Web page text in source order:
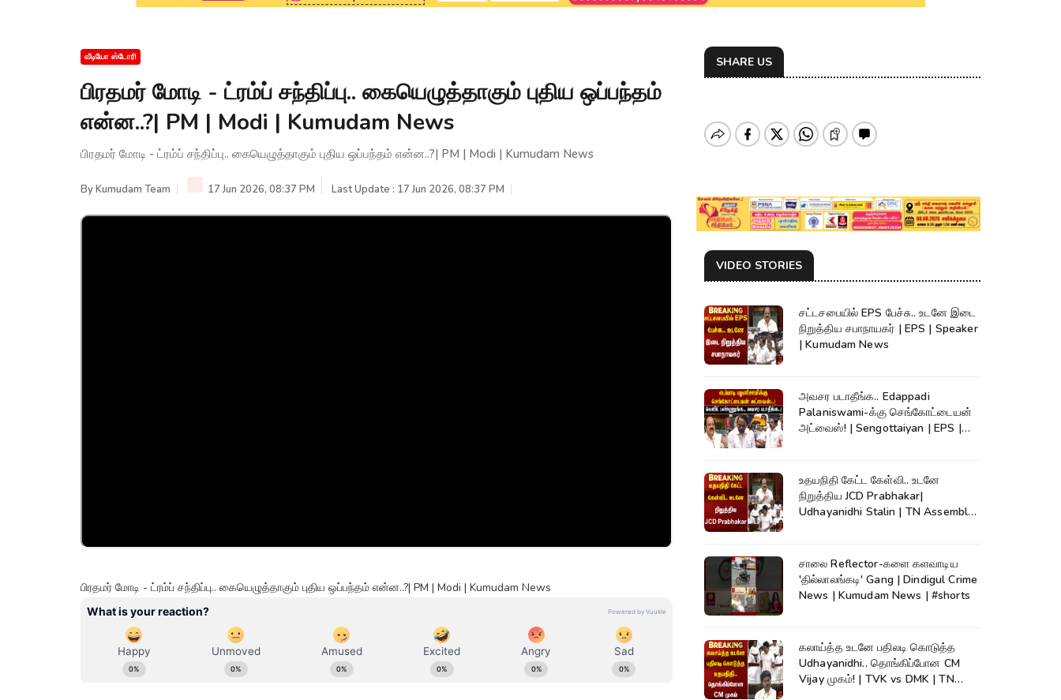
வீடியோ ஸ்டோரி
பிரதமர் மோடி - ட்ரம்ப் சந்திப்பு.. கையெழுத்தாகும் புதிய ஒப்பந்தம்
என்ன..?| PM | Modi | Kumudam News
பிரதமர் மோடி - ட்ரம்ப் சந்திப்பு.. கையெழுத்தாகும் புதிய ஒப்பந்தம் என்ன..?| PM | Modi | Kumudam News
ByKumudam Team 17 Jun 2026, 08:37 PM Last Update : 17 Jun 2026, 08:37 PM
பிரதமர் மோடி - ட்ரம்ப் சந்திப்பு.. கையெழுத்தாகும் புதிய ஒப்பந்தம் என்ன..?| PM | Modi | Kumudam News
SHARE US
VIDEO STORIES
சட்டசபையில் EPS பேச்சு.. உடனே இடை
நிறுத்திய சபாநாயகர் | EPS | Speaker
| Kumudam News
அவசர படாதீங்க.. Edappadi
Palaniswami-க்கு செங்கோட்டையன்
அட்வைஸ்! | Sengottaiyan | EPS |
உதயநிதி கேட்ட கேள்வி.. உடனே
நிறுத்திய JCD Prabhakar|
Udhayanidhi Stalin | TN Assembly |
சாலை Reflector-களை களவாடிய
'தில்லாலங்கடி' Gang | Dindigul Crime
News | Kumudam News | #shorts
கலாய்த்த உடனே பதிலடி கொடுத்த
Udhayanidhi.. தொங்கிப்போன CM
Vijay முகம்! | TVK vs DMK | TN